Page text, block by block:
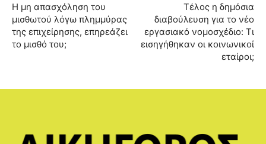
Η μη απασχόληση του
μισθωτού λόγω πλημμύρας
της επιχείρησης, επηρεάζει
το μισθό του;
Τέλος η δημόσια
διαβούλευση για το νέο
εργασιακό νομοσχέδιο: Τι
εισηγήθηκαν οι κοινωνικοί
εταίροι;